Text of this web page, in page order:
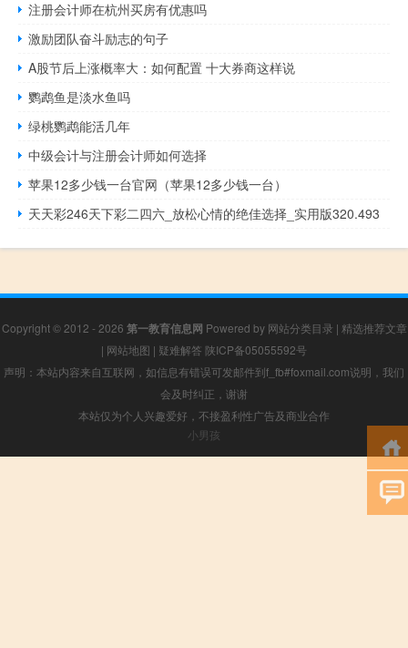
注册会计师在杭州买房有优惠吗
激励团队奋斗励志的句子
A股节后上涨概率大：如何配置 十大券商这样说
鹦鹉鱼是淡水鱼吗
绿桃鹦鹉能活几年
中级会计与注册会计师如何选择
苹果12多少钱一台官网（苹果12多少钱一台）
天天彩246天下彩二四六_放松心情的绝佳选择_实用版320.493
Copyright © 2012 - 2026 第一教育信息网 Powered by 网站分类目录 | 精选推荐文章
| 网站地图 | 疑难解答 陕ICP备05055592号
声明：本站内容来自互联网，如信息有错误可发邮件到f_fb#foxmail.com说明，我们
会及时纠正，谢谢
本站仅为个人兴趣爱好，不接盈利性广告及商业合作
小男孩